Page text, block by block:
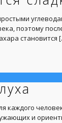
поэтому
становится
каждого
и